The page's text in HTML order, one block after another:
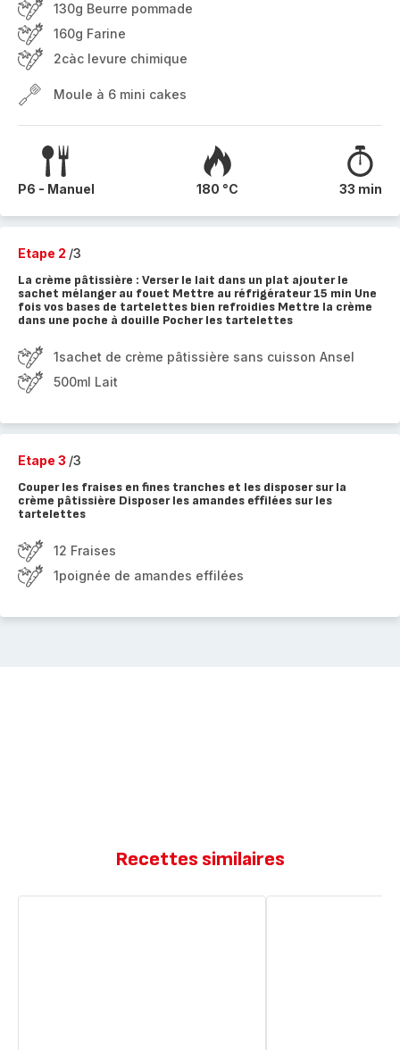
130g Beurre pommade
160g Farine
2càc levure chimique
Moule à 6 mini cakes
P6 - Manuel 180 °C 33 min
Etape 2 /3
La crème pâtissière : Verser le lait dans un plat ajouter le
sachet mélanger au fouet Mettre au réfrigérateur 15 min Une
fois vos bases de tartelettes bien refroidies Mettre la crème
dans une poche à douille Pocher les tartelettes
1sachet de crème pâtissière sans cuisson Ansel
500ml Lait
Etape 3 /3
Couper les fraises en fines tranches et les disposer sur la
crème pâtissière Disposer les amandes effilées sur les
tartelettes
12 Fraises
1poignée de amandes effilées
Recettes similaires